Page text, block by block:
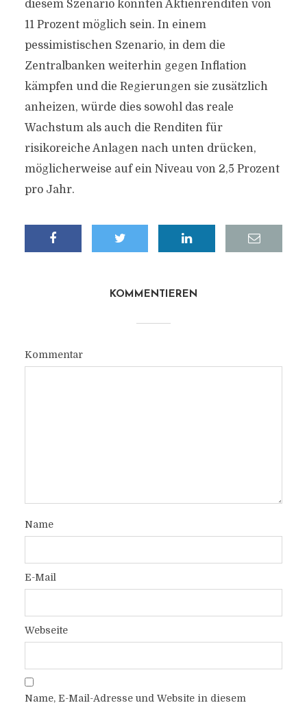
diesem Szenario könnten Aktienrenditen von
11 Prozent möglich sein. In einem
pessimistischen Szenario, in dem die
Zentralbanken weiterhin gegen Inflation
kämpfen und die Regierungen sie zusätzlich
anheizen, würde dies sowohl das reale
Wachstum als auch die Renditen für
risikoreiche Anlagen nach unten drücken,
möglicherweise auf ein Niveau von 2,5 Prozent
pro Jahr.
KOMMENTIEREN
Kommentar
Name
E-Mail
Webseite
Name, E-Mail-Adresse und Website in diesem